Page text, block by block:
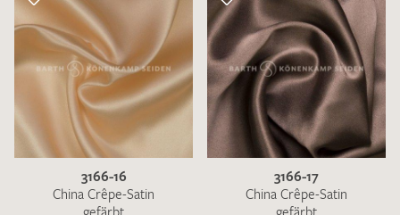
3166-16
China Crêpe-Satin
gefärbt
3166-17
China Crêpe-Satin
gefärbt